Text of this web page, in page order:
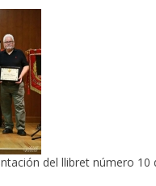
del llibret número 10